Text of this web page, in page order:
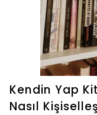
Kendin Yap
Nasıl